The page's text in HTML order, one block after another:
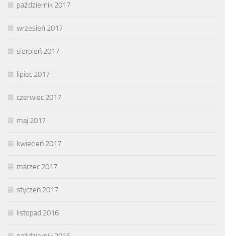
październik 2017
wrzesień 2017
sierpień 2017
lipiec 2017
czerwiec 2017
maj 2017
kwiecień 2017
marzec 2017
styczeń 2017
listopad 2016